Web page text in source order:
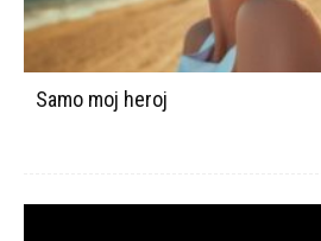
Samo moj heroj